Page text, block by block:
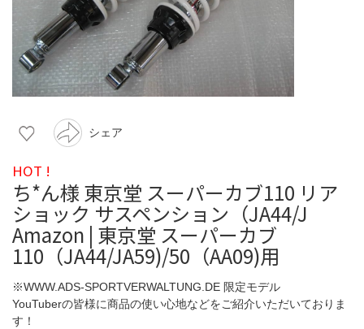
シェア
HOT !
ち*ん様 東京堂 スーパーカブ110 リア
ショック サスペンション（JA44/J
Amazon | 東京堂 スーパーカブ
110（JA44/JA59)/50（AA09)用
※WWW.ADS-SPORTVERWALTUNG.DE 限定モデル
YouTuberの皆様に商品の使い心地などをご紹介いただいておりま
す！